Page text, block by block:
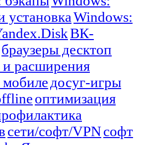
установкаWindows:
ВК-
браузеры десктоп
и расширения
мобиле досуг-игры
оптимизация
сети/софт/VPNсофт